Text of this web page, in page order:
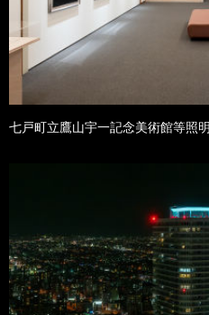
七戸町立鷹山宇一記念美術館等照